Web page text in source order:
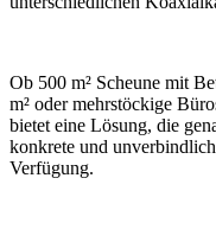
Ob 500 m² Scheune mit
m² oder mehrstöckige
bietet eine Lösung, die
konkrete und
Verfügung.